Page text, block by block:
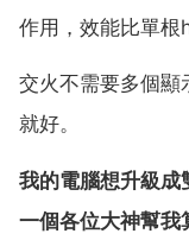
作用，效能比單根
交火不需要多個顯
就好。
我的電腦想升級成
一個各位大神幫我